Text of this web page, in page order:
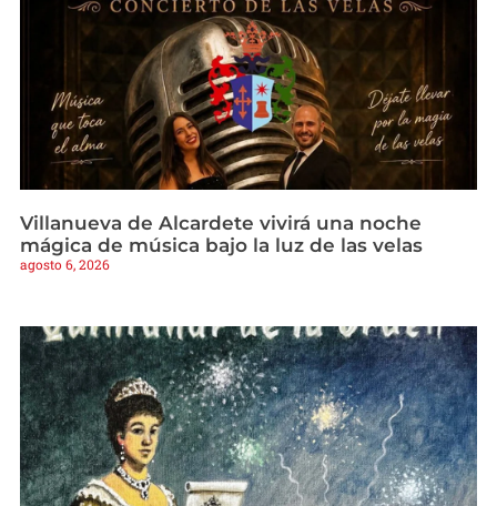
Villanueva de Alcardete vivirá una noche
mágica de música bajo la luz de las velas
agosto 6, 2026